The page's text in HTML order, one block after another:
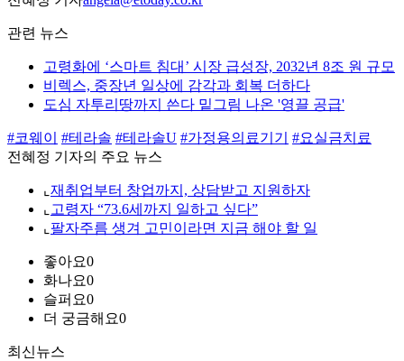
관련 뉴스
고령화에 ‘스마트 침대’ 시장 급성장, 2032년 8조 원 규모
비렉스, 중장년 일상에 감각과 회복 더하다
도심 자투리땅까지 쓴다 밑그림 나온 '영끌 공급'
#코웨이 #테라솔 #테라솔U #가정용의료기기
#요실금치료
전혜정 기자의 주요 뉴스
⌞ 재취업부터 창업까지, 상담받고 지원하자
⌞ 고령자 “73.6세까지 일하고 싶다”
⌞ 팔자주름 생겨 고민이라면 지금 해야 할 일
좋아요0
화나요0
슬퍼요0
더 궁금해요0
최신뉴스